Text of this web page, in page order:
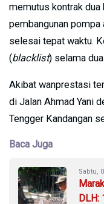
memutus kontrak
pembangunan pompa
selesai tepat waktu.
(blacklist) selama dua
Akibat wanprestasi
di Jalan Ahmad Yani
Tengger Kandangan
Baca Juga
Sabtu,
DLH: